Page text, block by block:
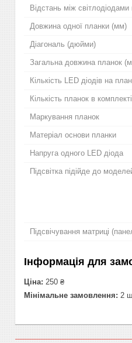
Відстань між
Довжина одної планки (мм)
Діагональ (дюйми)
Загальна довжина планок
Кількість LED діодів на
Кількість планок в
Маркування планок
Матеріал основи планки
Напруга одного LED діода
Підсвітка підійде до
Підсвічування матриці
Інформація для
Ціна: 250 ₴
Мінімальне замовлення: 2